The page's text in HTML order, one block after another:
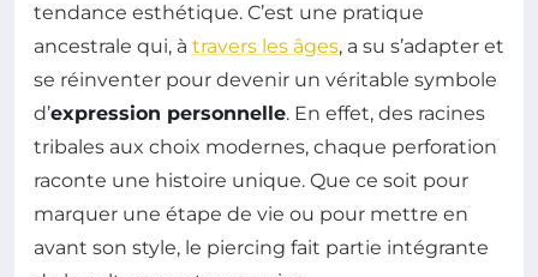
tendance esthétique. C’est une pratique
ancestrale qui, à travers les âges, a su s’adapter et
se réinventer pour devenir un véritable symbole
d’expression personnelle. En effet, des racines
tribales aux choix modernes, chaque perforation
raconte une histoire unique. Que ce soit pour
marquer une étape de vie ou pour mettre en
avant son style, le piercing fait partie intégrante